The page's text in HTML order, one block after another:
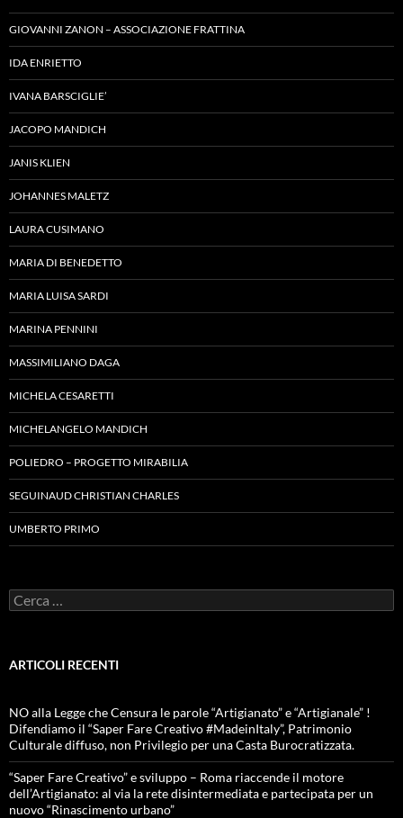
GIOVANNI ZANON – ASSOCIAZIONE FRATTINA
IDA ENRIETTO
IVANA BARSCIGLIE’
JACOPO MANDICH
JANIS KLIEN
JOHANNES MALETZ
LAURA CUSIMANO
MARIA DI BENEDETTO
MARIA LUISA SARDI
MARINA PENNINI
MASSIMILIANO DAGA
MICHELA CESARETTI
MICHELANGELO MANDICH
POLIEDRO – PROGETTO MIRABILIA
SEGUINAUD CHRISTIAN CHARLES
UMBERTO PRIMO
Ricerca
per:
ARTICOLI RECENTI
NO alla Legge che Censura le parole “Artigianato” e “Artigianale” !
Difendiamo il “Saper Fare Creativo #MadeinItaly”, Patrimonio
Culturale diffuso, non Privilegio per una Casta Burocratizzata.
“Saper Fare Creativo” e sviluppo – Roma riaccende il motore
dell’Artigianato: al via la rete disintermediata e partecipata per un
nuovo “Rinascimento urbano”